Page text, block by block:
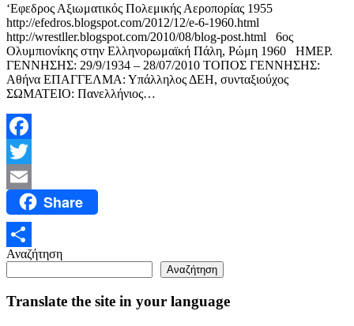
‘Eφεδρος Αξιωματικός Πολεμικής Αεροπορίας 1955
http://efedros.blogspot.com/2012/12/e-6-1960.html
http://wrestller.blogspot.com/2010/08/blog-post.html 6ος
Ολυμπιονίκης στην Ελληνορωμαϊκή Πάλη, Ρώμη 1960 ΗΜΕΡ.
ΓΕΝΝΗΣΗΣ: 29/9/1934 – 28/07/2010 ΤΟΠΟΣ ΓΕΝΝΗΣΗΣ:
Αθήνα ΕΠΑΓΓΕΛΜΑ: Υπάλληλος ΔΕΗ, συνταξιούχος
ΣΩΜΑΤΕΙΟ: Πανελλήνιος…
Facebook
Twitter
Email Share
Μοιραστείτε
Αναζήτηση
Αναζήτηση
Translate the site in your language